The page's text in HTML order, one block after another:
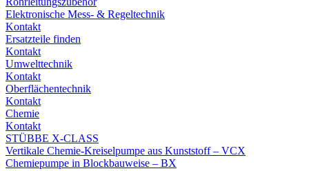
Elektronische Mess- & Regeltechnik
Kontakt
Ersatzteile finden
Kontakt
Umwelttechnik
Kontakt
Oberflächentechnik
Kontakt
Chemie
Kontakt
STÜBBE X-CLASS
Vertikale Chemie-Kreiselpumpe aus Kunststoff – VCX
Chemiepumpe in Blockbauweise – BX